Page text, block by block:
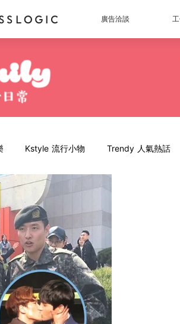
廣告洽談
Kstyle 流行小物 Trendy 人氣熱話